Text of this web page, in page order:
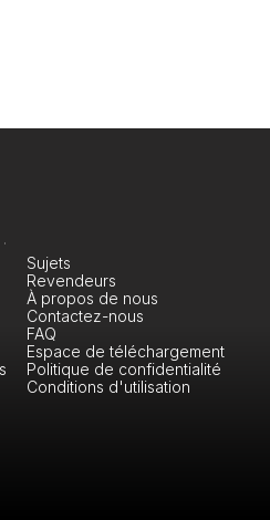
À propos de nous
Sujets
Revendeurs
Contactez-nous
FAQ
Espace de téléchargement
Politique de confidentialité
Conditions d'utilisation